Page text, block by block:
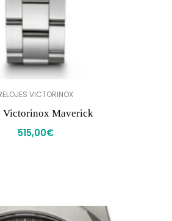
VICTORINOX
Victorinox Maverick
515,00€